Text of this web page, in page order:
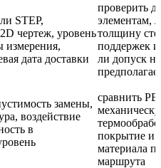
STEP,
чертеж, уровень
измерения,
дата доставки
проверить
элементам,
толщину
поддержек и
ли допуск
замены,
воздействие
в
сравнить
покрытие и
материала
маршрута